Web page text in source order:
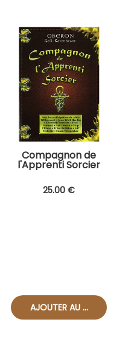
Compagnon de
l'Apprenti Sorcier
25.00 €